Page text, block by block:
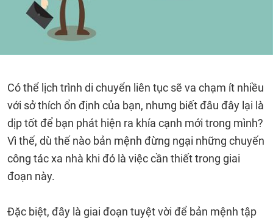
Có thể lịch trình di chuyển liên tục sẽ va chạm ít nhiều
với sở thích ổn định của bạn, nhưng biết đâu đây lại là
dịp tốt để bạn phát hiện ra khía cạnh mới trong mình?
Vì thế, dù thế nào bản mệnh đừng ngại những chuyến
công tác xa nhà khi đó là việc cần thiết trong giai
đoạn này.
Đặc biệt, đây là giai đoạn tuyệt vời để bản mệnh tập